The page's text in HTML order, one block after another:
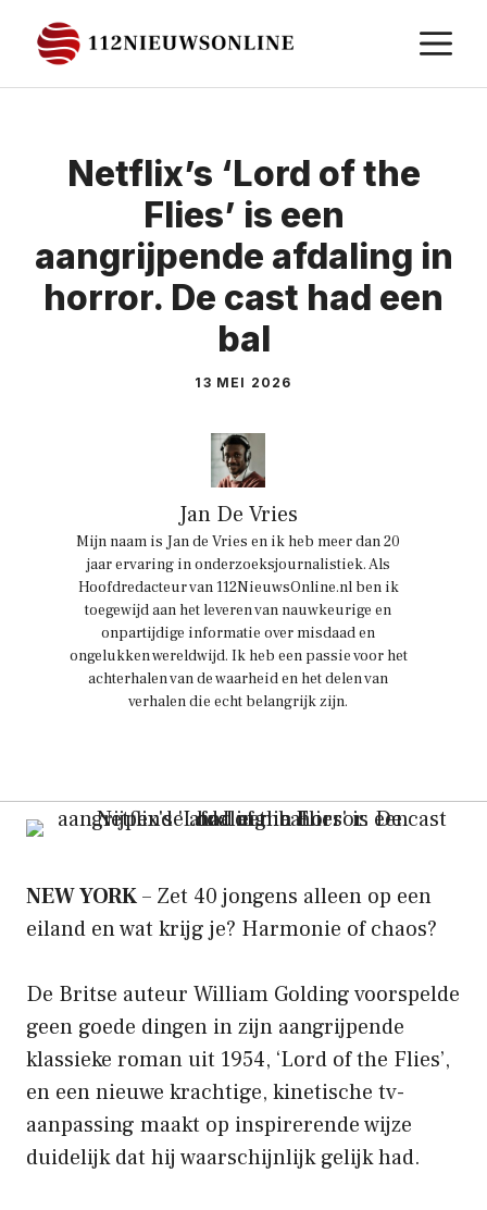
naar
de
Netflix’s ‘Lord of the
Flies’ is een
aangrijpende afdaling in
horror. De cast had een
bal
13 MEI 2026
Jan De Vries
Mijn naam is Jan de Vries en ik heb meer dan 20
jaar ervaring in onderzoeksjournalistiek. Als
Hoofdredacteur van 112NieuwsOnline.nl ben ik
toegewijd aan het leveren van nauwkeurige en
onpartijdige informatie over misdaad en
ongelukken wereldwijd. Ik heb een passie voor het
achterhalen van de waarheid en het delen van
verhalen die echt belangrijk zijn.
NEW YORK– Zet 40 jongens alleen op een
eiland en wat krijg je? Harmonie of chaos?
De Britse auteur William Golding voorspelde
geen goede dingen in zijn aangrijpende
klassieke roman uit 1954, ‘Lord of the Flies’,
en een nieuwe krachtige, kinetische tv-
aanpassing maakt op inspirerende wijze
duidelijk dat hij waarschijnlijk gelijk had.